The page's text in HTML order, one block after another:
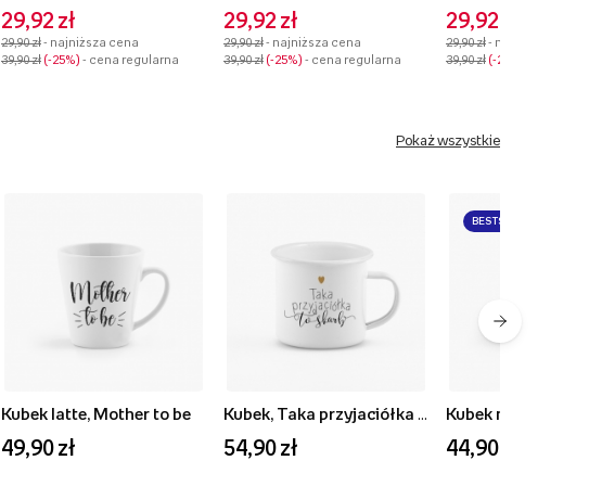
29,92 zł
29,90 zł- najniższa cena
39,90 zł -25% - cena regularna
29,92 zł
29,90 zł- najniższa cena
39,90 zł -25% - cena regularna
29,92 zł
29,90 zł- najniższa cena
39,90 zł -25%
Pokaż wszystkie
Kubek latte, Mother to be
49,90 zł 54,90 zł
BESTSELLER
44,90 zł